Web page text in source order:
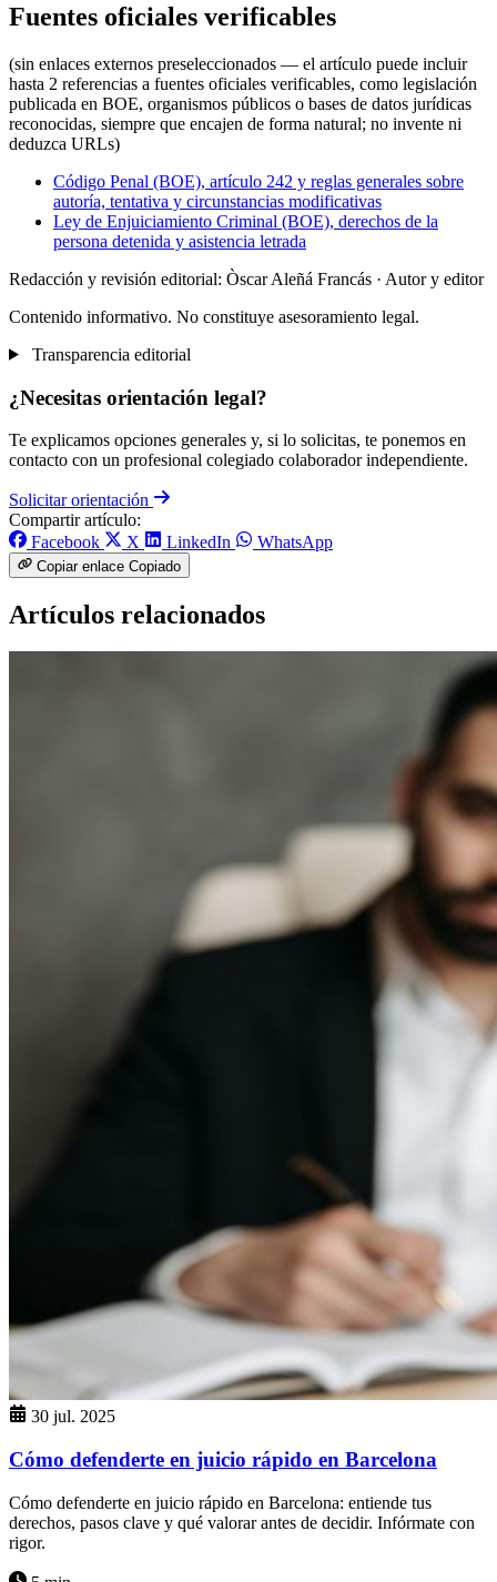
Fuentes oficiales verificables
(sin enlaces externos preseleccionados — el artículo puede incluir
hasta 2 referencias a fuentes oficiales verificables, como legislación
publicada en BOE, organismos públicos o bases de datos jurídicas
reconocidas, siempre que encajen de forma natural; no invente ni
deduzca URLs)
Código Penal (BOE), artículo 242 y reglas generales sobre
autoría, tentativa y circunstancias modificativas
Ley de Enjuiciamiento Criminal (BOE), derechos de la
persona detenida y asistencia letrada
Redacción y revisión editorial: Òscar Aleñá Francás · Autor y editor
Contenido informativo. No constituye asesoramiento legal.
Transparencia editorial
¿Necesitas orientación legal?
Te explicamos opciones generales y, si lo solicitas, te ponemos en
contacto con un profesional colegiado colaborador independiente.
Solicitar orientación
Compartir artículo:
Facebook
X LinkedIn WhatsApp
Copiar enlace Copiado
Artículos relacionados
30 jul. 2025
Cómo defenderte en juicio rápido en Barcelona
Cómo defenderte en juicio rápido en Barcelona: entiende tus
derechos, pasos clave y qué valorar antes de decidir. Infórmate con
rigor.